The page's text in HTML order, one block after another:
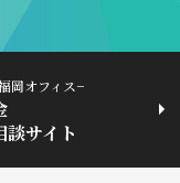
岡オフィス−
サイト